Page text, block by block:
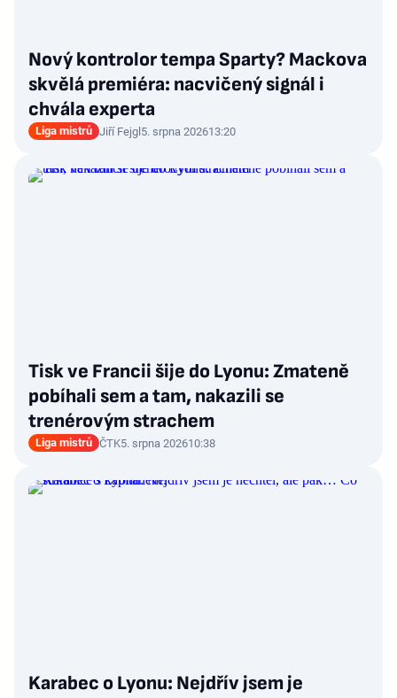
Nový kontrolor tempa Sparty? Mackova
skvělá premiéra: nacvičený signál i
chvála experta
Liga mistrů Jiří Fejgl5. srpna 202613:20
Tisk ve Francii šije do Lyonu: Zmateně
pobíhali sem a tam, nakazili se
trenérovým strachem
Liga mistrů ČTK5. srpna 202610:38
Karabec o Lyonu: Nejdřív jsem je